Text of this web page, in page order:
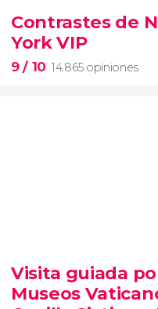
Contrastes de
York VIP
9/ 10 14.865 opiniones
tour de
barrios
Visita guiada
Museos